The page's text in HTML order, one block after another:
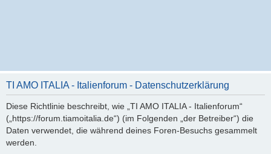
TI AMO ITALIA - Italienforum - Datenschutzerklärung
Diese Richtlinie beschreibt, wie „TI AMO ITALIA - Italienforum“
(„https://forum.tiamoitalia.de“) (im Folgenden „der Betreiber“) die
Daten verwendet, die während deines Foren-Besuchs gesammelt
werden.